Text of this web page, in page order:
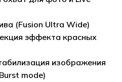
(Fusion Ultra Wide)
эффекта красных
изображения
mode)